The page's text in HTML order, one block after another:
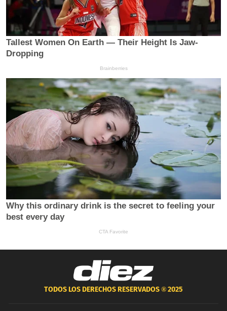
TODOS LOS DERECHOS RESERVADOS ®2025